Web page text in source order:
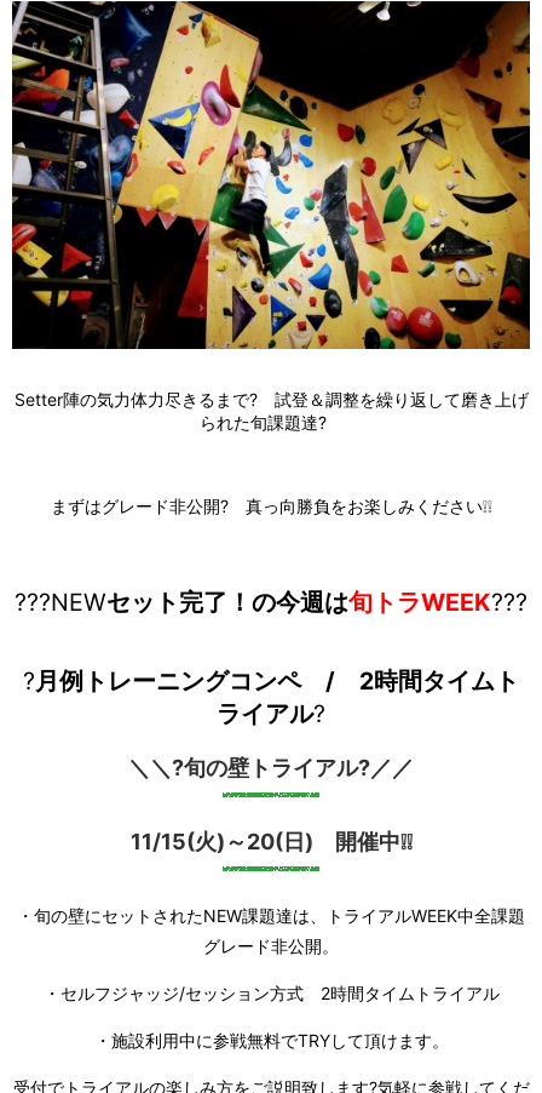
Setter陣の気力体力尽きるまで? 試登＆調整を繰り返して磨き上げ
られた旬課題達?
まずはグレード非公開? 真っ向勝負をお楽しみください❕❕
???NEWセット完了！の今週は旬トラWEEK???
?月例トレーニングコンペ / 2時間タイムト
ライアル?
＼＼?旬の壁トライアル?／／
11/15(火)～20(日) 開催中❕❕
・旬の壁にセットされたNEW課題達は、トライアルWEEK中全課題
グレード非公開。
・セルフジャッジ/セッション方式 2時間タイムトライアル
・施設利用中に参戦無料でTRYして頂けます。
受付でトライアルの楽しみ方をご説明致します?気軽に参戦してくだ